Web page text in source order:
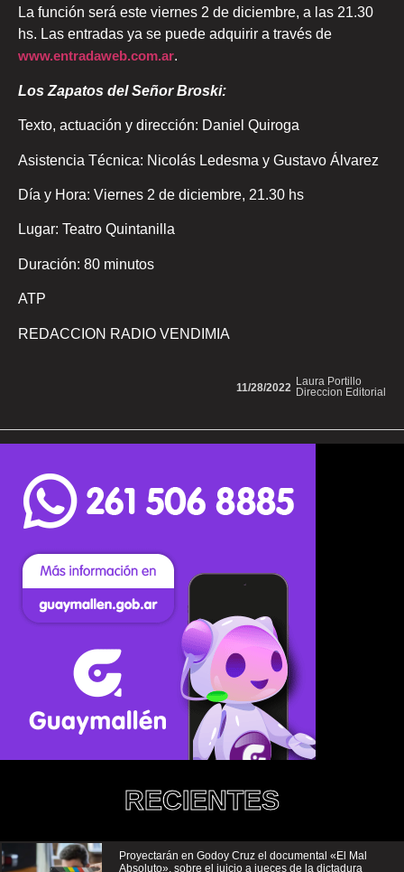
La función será este viernes 2 de diciembre, a las 21.30
hs. Las entradas ya se puede adquirir a través de
www.entradaweb.com.ar.
Los Zapatos del Señor Broski:
Texto, actuación y dirección: Daniel Quiroga
Asistencia Técnica: Nicolás Ledesma y Gustavo Álvarez
Día y Hora: Viernes 2 de diciembre, 21.30 hs
Lugar: Teatro Quintanilla
Duración: 80 minutos
ATP
REDACCION RADIO VENDIMIA
Laura Portillo
Direccion Editorial
11/28/2022
RECIENTES
Proyectarán en Godoy Cruz el documental «El Mal
Absoluto», sobre el juicio a jueces de la dictadura